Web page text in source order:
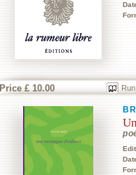
Price £ 10.00